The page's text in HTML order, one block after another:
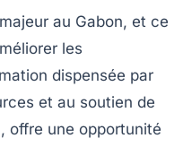
au Gabon, et ce
les
dispensée par
et au soutien de
offre une opportunité